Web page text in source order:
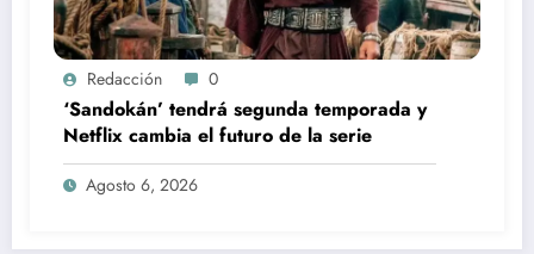
Redacción 0
‘Sandokán’ tendrá segunda temporada y
Netflix cambia el futuro de la serie
Agosto 6, 2026